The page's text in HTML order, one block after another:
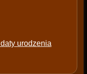
urodzenia